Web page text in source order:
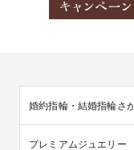
婚約指輪・結婚指輪さ
プレミアムジュエリー